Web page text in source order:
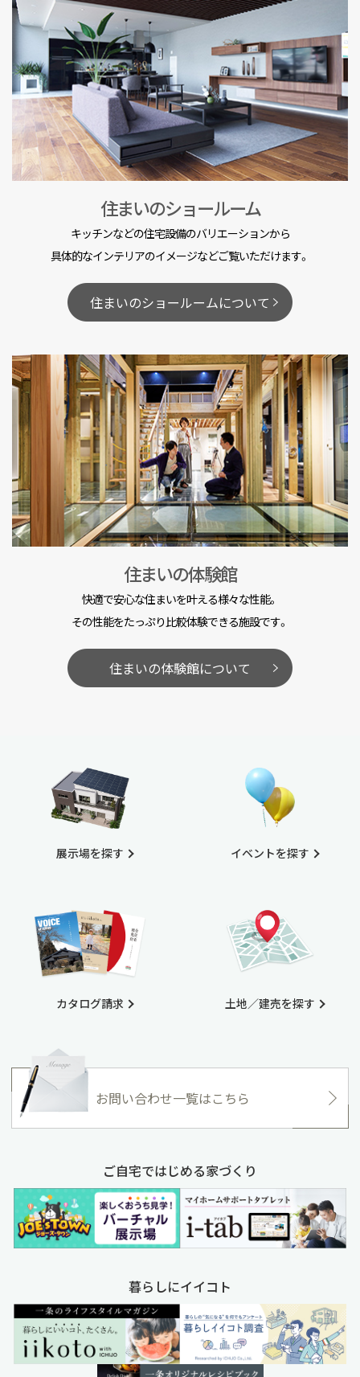
住まいのショールーム
キッチンなどの住宅設備のバリエーションから
具体的なインテリアのイメージなどご覧いただけます。
住まいのショールームについて
住まいの体験館
快適で安心な住まいを叶える様々な性能。
その性能をたっぷり比較体験できる施設です。
住まいの体験館について
展示場を探す
カタログ請求
イベントを探す
土地／建売を探す
お問い合わせ一覧はこちら
ご自宅ではじめる家づくり
暮らしにイイコト